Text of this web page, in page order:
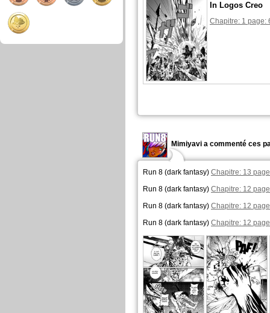
In Logos Creo
Chapitre: 1 page:
Mimiyavi a commenté ces
Run 8 (dark fantasy) Chapitre: 13
Run 8 (dark fantasy) Chapitre: 12
Run 8 (dark fantasy) Chapitre: 12
Run 8 (dark fantasy) Chapitre: 12